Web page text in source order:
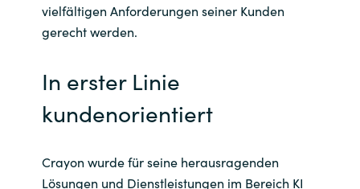
vielfältigen Anforderungen seiner Kunden
gerecht werden.
In erster Linie
kundenorientiert
Crayon wurde für seine herausragenden
Lösungen und Dienstleistungen im Bereich KI